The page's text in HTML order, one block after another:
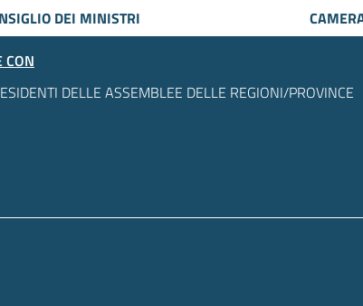
DEI MINISTRI
CON
DELLE ASSEMBLEE DELLE REGIONI/PROVINCE